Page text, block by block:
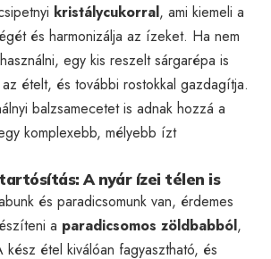
kristálycukorral, ami kiemeli a
és harmonizálja az ízeket. Ha nem
egy kis reszelt sárgarépa is
ételt, és további rostokkal gazdagítja.
balzsamecetet is adnak hozzá a
komplexebb, mélyebb ízt
A nyár ízei télen is
és paradicsomunk van, érdemes
a paradicsomos zöldbabból,
kész étel kiválóan fagyasztható, és